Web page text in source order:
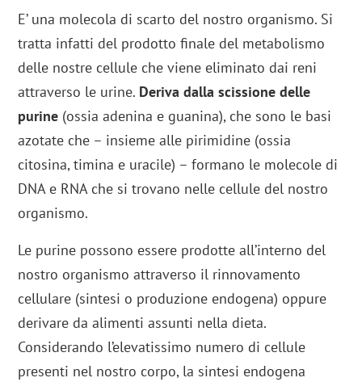
E’ una molecola di scarto del nostro organismo. Si
tratta infatti del prodotto finale del metabolismo
delle nostre cellule che viene eliminato dai reni
attraverso le urine. Deriva dalla scissione delle
purine (ossia adenina e guanina), che sono le basi
azotate che – insieme alle pirimidine (ossia
citosina, timina e uracile) – formano le molecole di
DNA e RNA che si trovano nelle cellule del nostro
organismo.
Le purine possono essere prodotte all’interno del
nostro organismo attraverso il rinnovamento
cellulare (sintesi o produzione endogena) oppure
derivare da alimenti assunti nella dieta.
Considerando l’elevatissimo numero di cellule
presenti nel nostro corpo, la sintesi endogena